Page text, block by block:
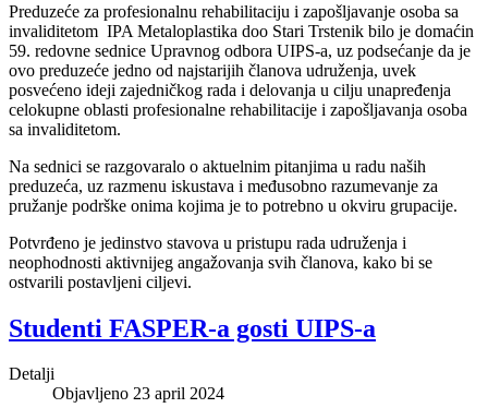
Preduzeće za profesionalnu rehabilitaciju i zapošljavanje osoba sa
invaliditetom IPA Metaloplastika doo Stari Trstenik bilo je domaćin
59. redovne sednice Upravnog odbora UIPS-a, uz podsećanje da je
ovo preduzeće jedno od najstarijih članova udruženja, uvek
posvećeno ideji zajedničkog rada i delovanja u cilju unapređenja
celokupne oblasti profesionalne rehabilitacije i zapošljavanja osoba
sa invaliditetom.
Na sednici se razgovaralo o aktuelnim pitanjima u radu naših
preduzeća, uz razmenu iskustava i međusobno razumevanje za
pružanje podrške onima kojima je to potrebno u okviru grupacije.
Potvrđeno je jedinstvo stavova u pristupu rada udruženja i
neophodnosti aktivnijeg angažovanja svih članova, kako bi se
ostvarili postavljeni ciljevi.
Studenti FASPER-a gosti UIPS-a
Detalji
Objavljeno 23 april 2024